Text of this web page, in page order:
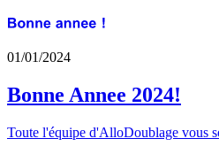
01/01/2024
Bonne Annee 2024!
Toute l'équipe d'AlloDoublage vous